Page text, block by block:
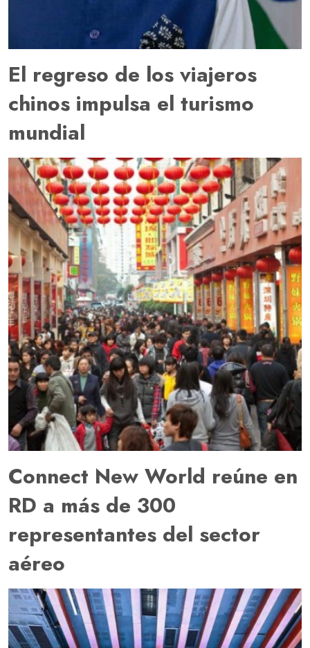
El regreso de los viajeros
chinos impulsa el turismo
mundial
Connect New World reúne en
RD a más de 300
representantes del sector
aéreo